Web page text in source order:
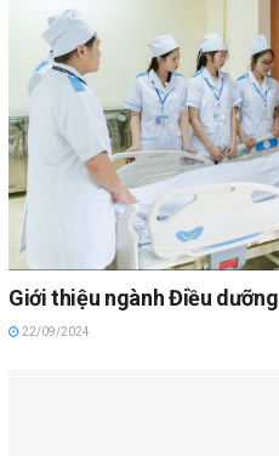
Giới thiệu ngành Điều dưỡng
22/09/2024